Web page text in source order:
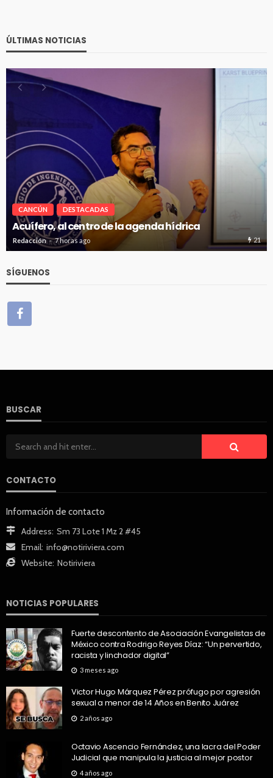
ÚLTIMAS NOTICIAS
CANCÚN DESTACADAS
Renuevan 250 módulos de basura en el bulevar
Kukulcán
Redacción 7 horas ago 35
SÍGUENOS
BUSCAR
CONTACTO
Información de contacto
Address: Sm 73 Lote 1 Mz 2 #45
Email: info@notiriviera.com
Website: Notiriviera
NOTICIAS POPULARES
Fuerte descontento de Asociación Evangelistas de
México contra Rodrigo Reyes Díaz: “Un pervertido,
racista y linchador digital”
3 meses ago
Victor Hugo Márquez Pérez prófugo por agresión
sexual a menor de 14 Años en Benito Juárez
2 años ago
Octavio Ascencio Fernández, una lacra del Poder
Judicial que manipula la justicia al mejor postor
4 años ago